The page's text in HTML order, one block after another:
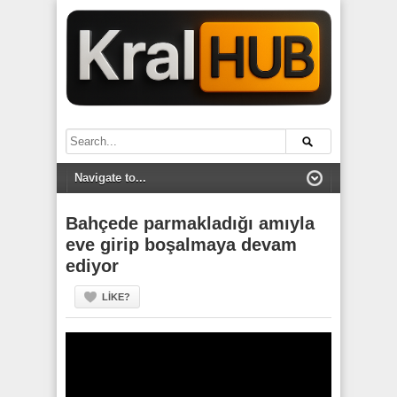
Bahçede parmakladığı amıyla
eve girip boşalmaya devam
ediyor
LIKE?